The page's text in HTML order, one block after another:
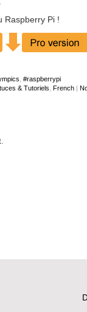
Raspberry Pi !
#raspberrypi
& Tutoriels French |